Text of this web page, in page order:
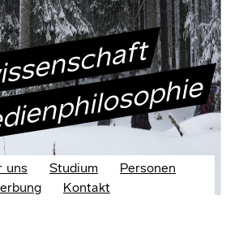
uns Studium
Personen
Kontakt